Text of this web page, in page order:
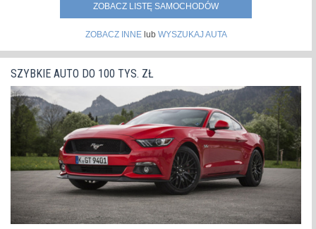
ZOBACZ LISTĘ SAMOCHODÓW
ZOBACZ INNElub WYSZUKAJ AUTA
SZYBKIE AUTO DO 100 TYS. ZŁ